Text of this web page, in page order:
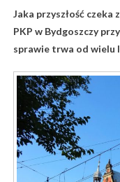
Jaka przyszłość
PKP w Bydgoszczy
sprawie trwa od wielu